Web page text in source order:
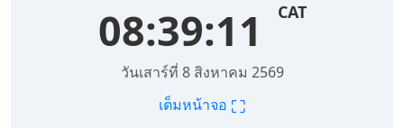
08:39:12 CAT
วันเสาร์ที่ 8 สิงหาคม 2569
เต็มหน้าจอ ⛶